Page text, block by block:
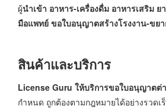
ผู้นำเข้า อาหาร-เครื่องดื่ม อาหารเสริม ย
มือแพทย์ ขอใบอนุญาตสร้างโรงงาน-ขยา
สินค้าและบริการ
License Guru ให้บริการขอใบอนุญาตต่
กำหนด ถูกต้องตามกฎหมายได้อย่างรวด